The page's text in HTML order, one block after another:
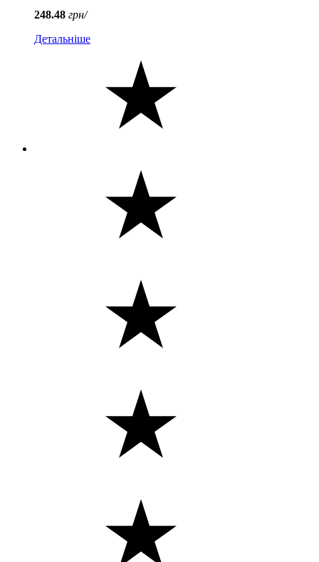
248.48 грн/
Детальніше